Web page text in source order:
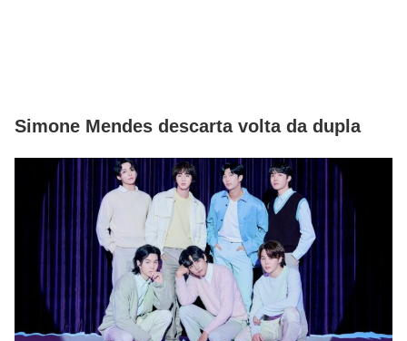
Simone Mendes descarta volta da dupla